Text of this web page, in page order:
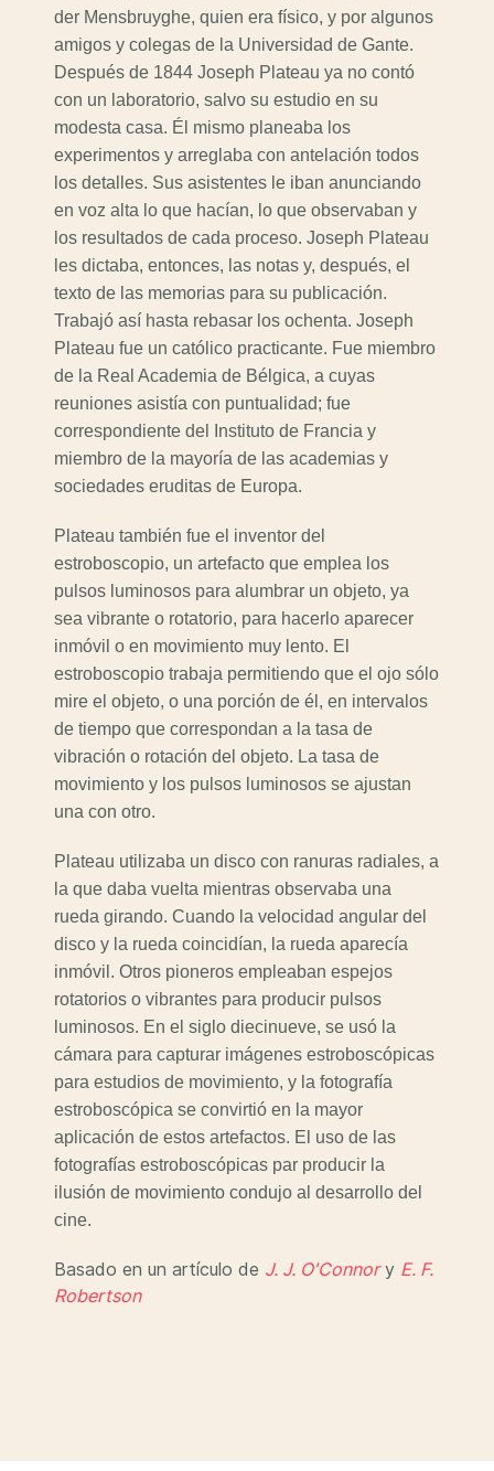
der Mensbruyghe, quien era físico, y por algunos
amigos y colegas de la Universidad de Gante.
Después de 1844 Joseph Plateau ya no contó
con un laboratorio, salvo su estudio en su
modesta casa. Él mismo planeaba los
experimentos y arreglaba con antelación todos
los detalles. Sus asistentes le iban anunciando
en voz alta lo que hacían, lo que observaban y
los resultados de cada proceso. Joseph Plateau
les dictaba, entonces, las notas y, después, el
texto de las memorias para su publicación.
Trabajó así hasta rebasar los ochenta. Joseph
Plateau fue un católico practicante. Fue miembro
de la Real Academia de Bélgica, a cuyas
reuniones asistía con puntualidad; fue
correspondiente del Instituto de Francia y
miembro de la mayoría de las academias y
sociedades eruditas de Europa.
Plateau también fue el inventor del
estroboscopio, un artefacto que emplea los
pulsos luminosos para alumbrar un objeto, ya
sea vibrante o rotatorio, para hacerlo aparecer
inmóvil o en movimiento muy lento. El
estroboscopio trabaja permitiendo que el ojo sólo
mire el objeto, o una porción de él, en intervalos
de tiempo que correspondan a la tasa de
vibración o rotación del objeto. La tasa de
movimiento y los pulsos luminosos se ajustan
una con otro.
Plateau utilizaba un disco con ranuras radiales, a
la que daba vuelta mientras observaba una
rueda girando. Cuando la velocidad angular del
disco y la rueda coincidían, la rueda aparecía
inmóvil. Otros pioneros empleaban espejos
rotatorios o vibrantes para producir pulsos
luminosos. En el siglo diecinueve, se usó la
cámara para capturar imágenes estroboscópicas
para estudios de movimiento, y la fotografía
estroboscópica se convirtió en la mayor
aplicación de estos artefactos. El uso de las
fotografías estroboscópicas par producir la
ilusión de movimiento condujo al desarrollo del
cine.
Basado en un artículo de J. J. O'Connory E. F.
Robertson